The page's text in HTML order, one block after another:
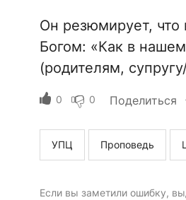
Он резюмирует,
Богом: «Как в
(родителям,
0 0 Поделиться
УПЦ Проповедь
Если вы заметили ошибку,